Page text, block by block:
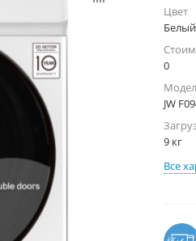
Цвет
Белый
0
JW
9 кг
Все